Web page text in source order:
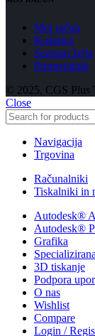
Moj račun
Košarica
Seznam želja
Primerjalnik
© 2025, CGS Plus
Close
Navigacija
Trgovina
Računalniki
Tiskalniki in
Autodesk®
Autodesk®
Grafika
3D tiskanje
Podpora
O nas
Wishlist
Compare
Login /